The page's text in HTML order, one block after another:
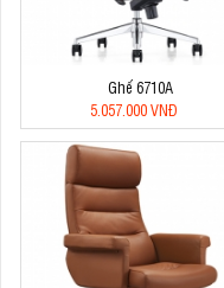
Ghế 6710A
5.057.000 VNĐ